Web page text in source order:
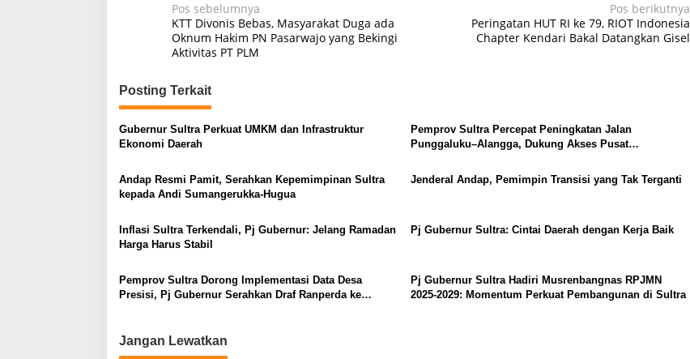
N
a
v
i
g
a
s
i
p
s
Pos sebelumnya
KTT Divonis Bebas, Masyarakat Duga ada
Oknum Hakim PN Pasarwajo yang Bekingi
Aktivitas PT PLM
Pos berikutnya
Peringatan HUT RI ke 79, RIOT Indonesia
Chapter Kendari Bakal Datangkan Gisel
Posting Terkait
Gubernur Sultra Perkuat UMKM dan Infrastruktur
Ekonomi Daerah
Pemprov Sultra Percepat Peningkatan Jalan
Punggaluku–Alangga, Dukung Akses Pusat
Andap Resmi Pamit, Serahkan Kepemimpinan Sultra
kepada Andi Sumangerukka-Hugua
Jenderal Andap, Pemimpin Transisi yang Tak Terganti
Inflasi Sultra Terkendali, Pj Gubernur: Jelang Ramadan
Harga Harus Stabil
Pj Gubernur Sultra: Cintai Daerah dengan Kerja Baik
Pemprov Sultra Dorong Implementasi Data Desa
Presisi, Pj Gubernur Serahkan Draf Ranperda ke
Pj Gubernur Sultra Hadiri Musrenbangnas RPJMN
2025-2029: Momentum Perkuat Pembangunan di Sultra
Jangan Lewatkan